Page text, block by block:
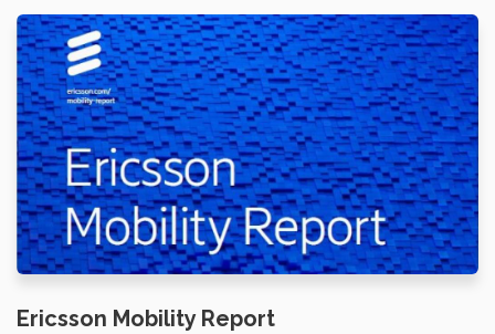
Ericsson Mobility Report